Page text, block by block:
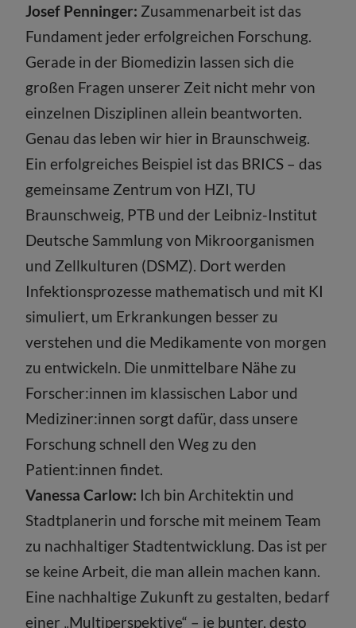
Josef Penninger: Zusammenarbeit ist das
Fundament jeder erfolgreichen Forschung.
Gerade in der Biomedizin lassen sich die
großen Fragen unserer Zeit nicht mehr von
einzelnen Disziplinen allein beantworten.
Genau das leben wir hier in Braunschweig.
Ein erfolgreiches Beispiel ist das BRICS – das
gemeinsame Zentrum von HZI, TU
Braunschweig, PTB und der Leibniz-Institut
Deutsche Sammlung von Mikroorganismen
und Zellkulturen (DSMZ). Dort werden
Infektionsprozesse mathematisch und mit KI
simuliert, um Erkrankungen besser zu
verstehen und die Medikamente von morgen
zu entwickeln. Die unmittelbare Nähe zu
Forscher:innen im klassischen Labor und
Mediziner:innen sorgt dafür, dass unsere
Forschung schnell den Weg zu den
Patient:innen findet.
Vanessa Carlow: Ich bin Architektin und
Stadtplanerin und forsche mit meinem Team
zu nachhaltiger Stadtentwicklung. Das ist per
se keine Arbeit, die man allein machen kann.
Eine nachhaltige Zukunft zu gestalten, bedarf
einer „Multiperspektive“ – je bunter, desto